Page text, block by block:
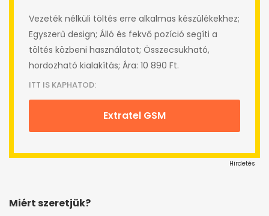
Vezeték nélküli töltés erre alkalmas készülékekhez;
Egyszerű design; Álló és fekvő pozíció segíti a
töltés közbeni használatot; Összecsukható,
hordozható kialakítás; Ára: 10 890 Ft.
ITT IS KAPHATOD:
Extratel GSM
Hirdetés
Miért szeretjük?